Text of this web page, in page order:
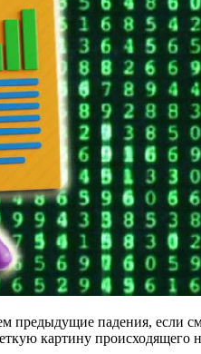
падения, если
картину